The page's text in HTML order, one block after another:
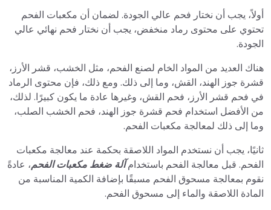
أولاً، يجب أن نختار فحم عالي الجودة. لضمان أن مكعبات الفحم
تحتوي على محتوى رماد منخفض، يجب أن نختار فحم نهائي عالي
الجودة.
هناك العديد من المواد الخام لصنع الفحم، مثل الخشب، قشر الأرز،
قشرة جوز الهند، القش، وما إلى ذلك. ومع ذلك، فإن محتوى الرماد
في فحم قشر الأرز، فحم القش، وغيرها عادة ما يكون كبيرًا. لذلك،
من الأفضل استخدام فحم قشرة جوز الهند، فحم الخشب الصلب،
وما إلى ذلك لمعالجة مكعبات الفحم.
ثانيًا، يجب أن نستخدم المواد اللاصقة بحكمة عند معالجة مكعبات
الفحم. قبل معالجة الفحم باستخدامآلة ضغط مكعبات الفحم، عادةً
نقوم بمعالجة مسحوق الفحم مسبقًا بإضافة الكمية المناسبة من
المادة اللاصقة والماء إلى مسحوق الفحم.